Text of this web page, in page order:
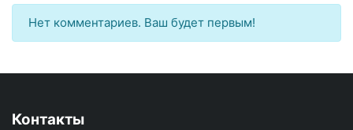
Нет комментариев. Ваш будет первым!
Контакты